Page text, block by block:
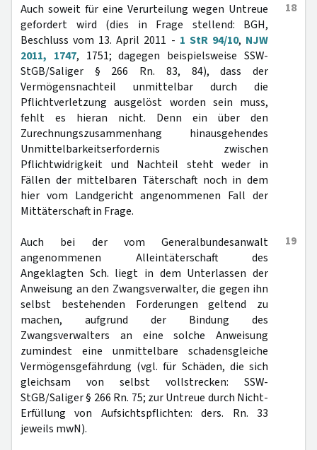
18
Auch soweit für eine Verurteilung wegen Untreue
gefordert wird (dies in Frage stellend: BGH,
Beschluss vom 13. April 2011 - 1 StR 94/10, NJW
2011, 1747, 1751; dagegen beispielsweise SSW-
StGB/Saliger § 266 Rn. 83, 84), dass der
Vermögensnachteil unmittelbar durch die
Pflichtverletzung ausgelöst worden sein muss,
fehlt es hieran nicht. Denn ein über den
Zurechnungszusammenhang hinausgehendes
Unmittelbarkeitserfordernis zwischen
Pflichtwidrigkeit und Nachteil steht weder in
Fällen der mittelbaren Täterschaft noch in dem
hier vom Landgericht angenommenen Fall der
Mittäterschaft in Frage.
19
Auch bei der vom Generalbundesanwalt
angenommenen Alleintäterschaft des
Angeklagten Sch. liegt in dem Unterlassen der
Anweisung an den Zwangsverwalter, die gegen ihn
selbst bestehenden Forderungen geltend zu
machen, aufgrund der Bindung des
Zwangsverwalters an eine solche Anweisung
zumindest eine unmittelbare schadensgleiche
Vermögensgefährdung (vgl. für Schäden, die sich
gleichsam von selbst vollstrecken: SSW-
StGB/Saliger § 266 Rn. 75; zur Untreue durch Nicht-
Erfüllung von Aufsichtspflichten: ders. Rn. 33
jeweils mwN).